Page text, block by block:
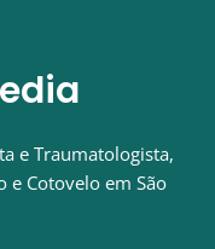
e Traumatologista,
e Cotovelo em São